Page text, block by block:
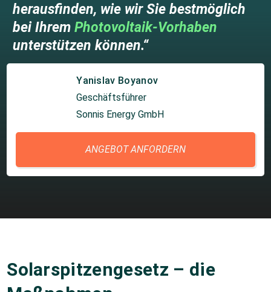
herausfinden, wie wir Sie bestmöglich
bei Ihrem Photovoltaik-Vorhaben
unterstützen können.“
Yanislav Boyanov
Geschäftsführer
Sonnis Energy GmbH
ANGEBOT ANFORDERN
Solarspitzengesetz – die